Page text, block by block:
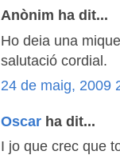
Anònim ha dit...
Ho deia una
salutació cordial.
24 de maig, 2009
Oscar ha dit...
I jo que crec que